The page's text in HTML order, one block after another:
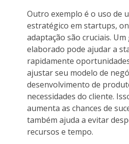
Outro exemplo é o uso de
estratégico em startups,
adaptação são cruciais.
elaborado pode ajudar a
rapidamente
ajustar seu modelo de
desenvolvimento de
necessidades do cliente.
aumenta as chances de
também ajuda a evitar
recursos e tempo.